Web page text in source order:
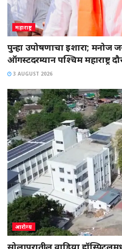
महाराष्ट्र
पुन्हा उपोषणाचा इशारा; मनोज
ऑगस्टदरम्यान पश्चिम महाराष्ट्र
3 AUGUST 2026
आरोग्य
सोलापुरातील वाडिया